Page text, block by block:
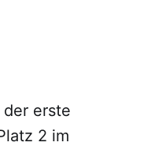
erste
2 im